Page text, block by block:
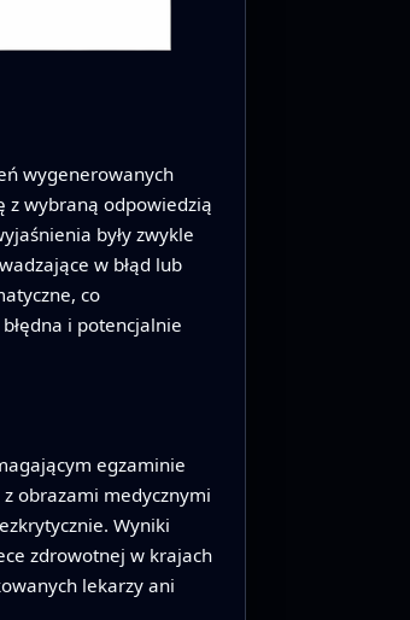
wygenerowanych
z wybraną odpowiedzią
były zwykle
w błąd lub
co
i potencjalnie
egzaminie
obrazami medycznymi
Wyniki
zdrowotnej w krajach
lekarzy ani